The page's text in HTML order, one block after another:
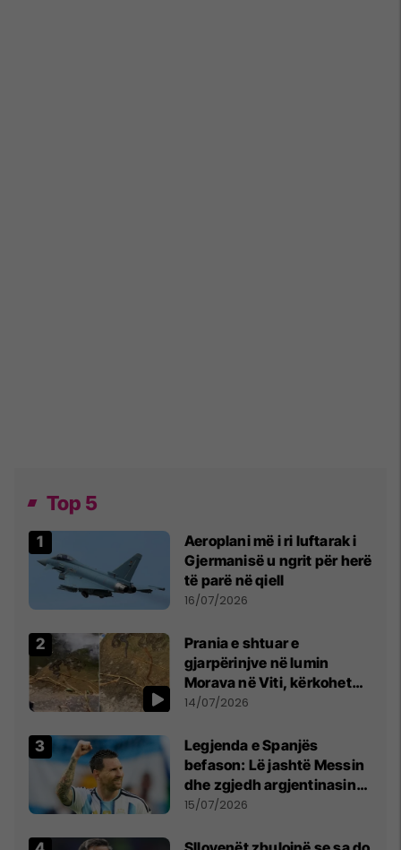
Top 5
Aeroplani më i ri luftarak i
Gjermanisë u ngrit për herë
të parë në qiell
16/07/2026
Prania e shtuar e
gjarpërinjve në lumin
Morava në Viti, kërkohet
kujdes nga qytetarët
14/07/2026
Legjenda e Spanjës
befason: Lë jashtë Messin
dhe zgjedh argjentinasin
më të mirë në botë
15/07/2026